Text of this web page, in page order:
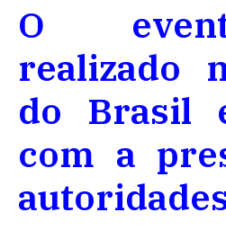
O
realizado
do Brasil
com a